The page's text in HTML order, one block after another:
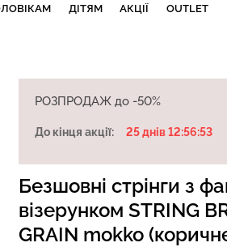
ДІТЯМ АКЦІЇ OUTLET
РОЗПРОДАЖ до -50%
До кінця акції: 25 днів 12:56:52
Безшовні стрінги з
візерунком STRING
GRAIN mokko